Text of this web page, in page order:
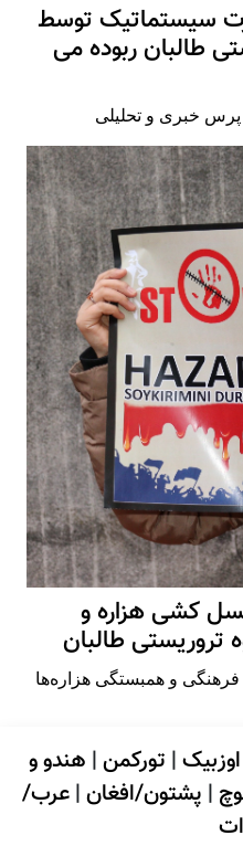
سیستماتیک توسط
طالبان ربوده می
پرس خبری و تحلیلی
کشی هزاره و
تروریستی طالبان
فرهنگی و همبستگی هزاره‌ها
اوزبیک| تورکمن| هندو و
| پشتون/افغان|عرب/